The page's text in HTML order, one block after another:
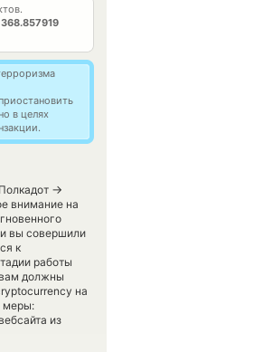
368.857919
в целях
→
внимание на
вы совершили
к
работы
должны
на
меры:
из